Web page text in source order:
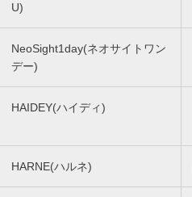
U)
NeoSight1day(ネオサイトワン
デー)
HAIDEY(ハイディ)
HARNE(ハルネ)